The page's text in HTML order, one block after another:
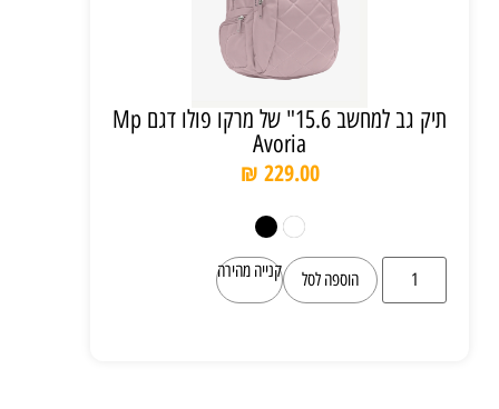
תיק גב למחשב 15.6" של מרקו פולו דגם Mp
Avoria
₪ 229.00
הוספה לסל קנייה מהירה